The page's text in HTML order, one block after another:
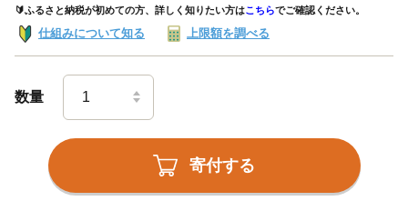
🔰ふるさと納税が初めての方、詳しく知りたい方はこちらでご確認ください。
仕組みについて知る 上限額を調べる
数量
寄付する